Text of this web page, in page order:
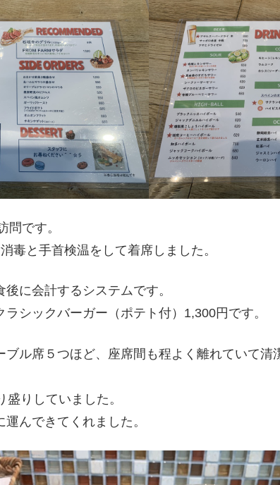
問です。
毒と手首検温をして着席しました。
に会計するシステムです。
シックバーガー（ポテト付）1,300円です。
ブル席５つほど、座席間も程よく離れていて清
りしていました。
んできてくれました。